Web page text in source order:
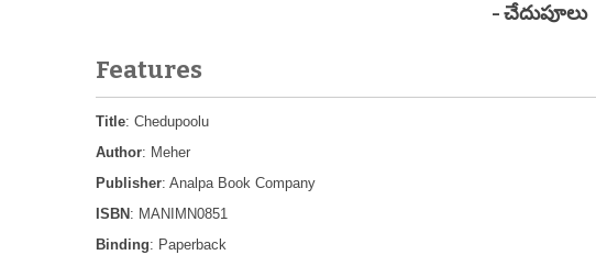
- చేదుపూలు
Features
Title: Chedupoolu
Author: Meher
Publisher: Analpa Book Company
ISBN : MANIMN0851
Binding: Paperback